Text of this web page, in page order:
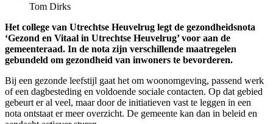
Tom Dirks
Het college van Utrechtse Heuvelrug legt de gezondheidsnota
‘Gezond en Vitaal in Utrechtse Heuvelrug’ voor aan de
gemeenteraad. In de nota zijn verschillende maatregelen
gebundeld om gezondheid van inwoners te bevorderen.
Bij een gezonde leefstijl gaat het om woonomgeving, passend werk
of een dagbesteding en voldoende sociale contacten. Op dat gebied
gebeurt er al veel, maar door de initiatieven vast te leggen in een
nota ontstaat er meer overzicht. De gemeente kan dan in beleid en